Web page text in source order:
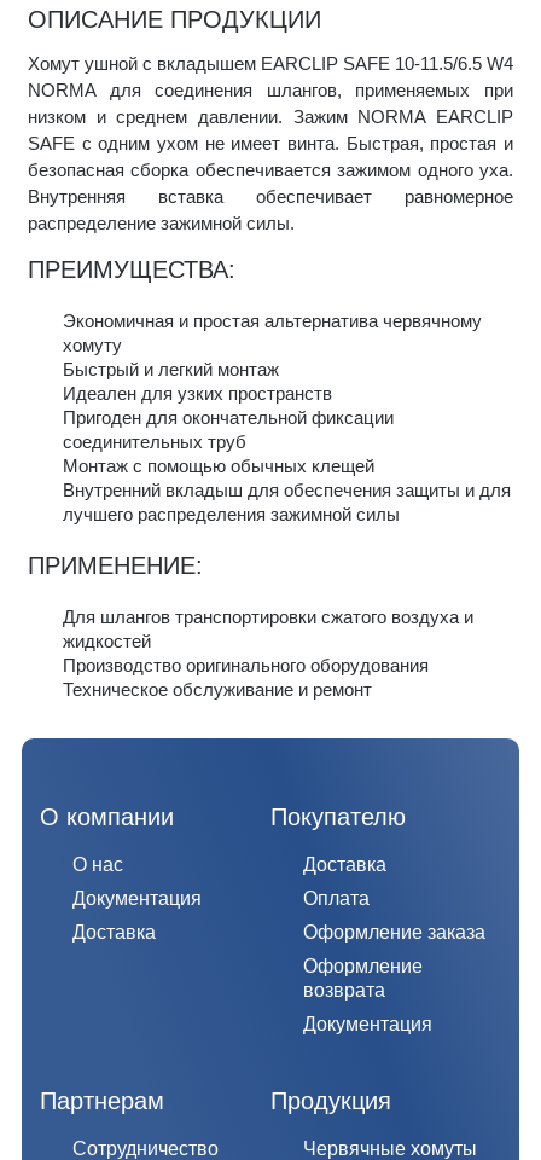
ОПИСАНИЕ ПРОДУКЦИИ
Хомут ушной с вкладышем EARCLIP SAFE 10-11.5/6.5 W4
NORMA для соединения шлангов, применяемых при
низком и среднем давлении. Зажим NORMA EARCLIP
SAFE с одним ухом не имеет винта. Быстрая, простая и
безопасная сборка обеспечивается зажимом одного уха.
Внутренняя вставка обеспечивает равномерное
распределение зажимной силы.
ПРЕИМУЩЕСТВА:
Экономичная и простая альтернатива червячному
хомуту
Быстрый и легкий монтаж
Идеален для узких пространств
Пригоден для окончательной фиксации
соединительных труб
Монтаж с помощью обычных клещей
Внутренний вкладыш для обеспечения защиты и для
лучшего распределения зажимной силы
ПРИМЕНЕНИЕ:
Для шлангов транспортировки сжатого воздуха и
жидкостей
Производство оригинального оборудования
Техническое обслуживание и ремонт
О компании
О нас
Документация
Доставка
Покупателю
Доставка
Оплата
Оформление заказа
Оформление
возврата
Документация
Партнерам
Сотрудничество
Продукция
Червячные хомуты